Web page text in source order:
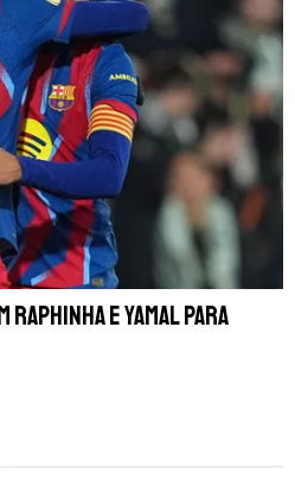
e Yamal para